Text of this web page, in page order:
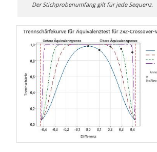
Der Stichprobenumfang gilt für jede Sequenz.